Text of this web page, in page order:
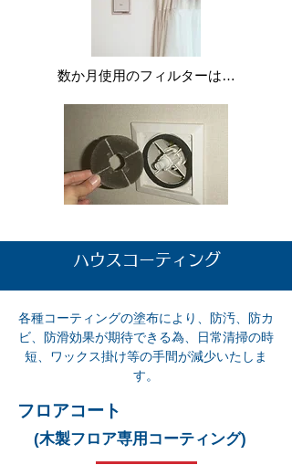
数か月使用のフィルターは…
ハウスコーティング
各種コーティングの塗布により、防汚、防カ
ビ、防滑効果が期待できる為、日常清掃の時
短、ワックス掛け等の手間が減少いたしま
す。
フロアコート
(木製フロア専用コーティング)